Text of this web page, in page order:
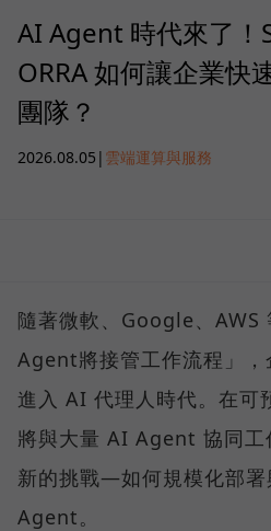
AI Agent 時代來了！
ORRA 如何讓企業快
團隊？
2026.08.05 | 雲端運算與服務
隨著微軟、Google、AWS
Agent將接管工作流程」，
進入 AI 代理人時代。在可
將與大量 AI Agent 協同工
新的挑戰—如何規模化部
Agent。